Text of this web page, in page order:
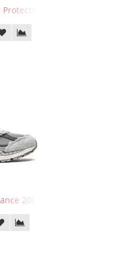
Phantom Black
2002R Protection Pack Grey